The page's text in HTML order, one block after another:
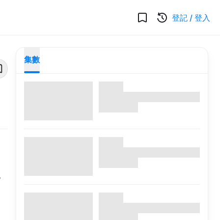
登記 / 登入
集數